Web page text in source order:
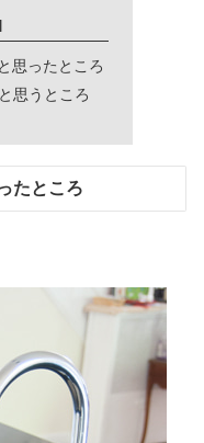
思ったところ
思うところ
たところ